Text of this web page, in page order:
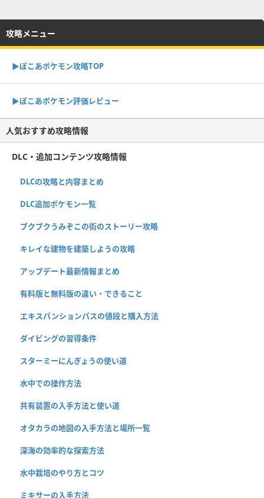
攻略メニュー
▶︎ぽこあポケモン攻略TOP
▶︎ぽこあポケモン評価レビュー
人気おすすめ攻略情報
DLC・追加コンテンツ攻略情報
DLCの攻略と内容まとめ
DLC追加ポケモン一覧
ブクブクうみぞこの街のストーリー攻略
キレイな建物を建築しようの攻略
アップデート最新情報まとめ
有料版と無料版の違い・できること
エキスパンションパスの値段と購入方法
ダイビングの習得条件
スターミーにんぎょうの使い道
水中での操作方法
共有装置の入手方法と使い道
オタカラの地図の入手方法と場所一覧
深海の効率的な探索方法
水中栽培のやり方とコツ
ミキサーの入手方法